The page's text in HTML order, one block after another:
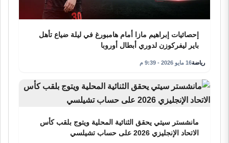
إحصائيات إبراهيم مازا أمام هامبورغ في ليلة ضياع تأهل
باير ليفركوزن لدوري أبطال أوروبا
رياضة16 مايو 2026 - 9:39 م
مانشستر سيتي يحقق الثنائية المحلية ويتوج بلقب كأس
الاتحاد الإنجليزي 2026 على حساب تشيلسي